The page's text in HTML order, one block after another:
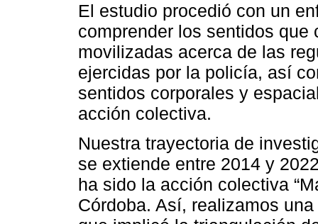
El estudio procedió con un
comprender los sentidos
movilizadas acerca de las
ejercidas por la policía, así
sentidos corporales y
acción colectiva.
Nuestra trayectoria de
se extiende entre 2014 y
ha sido la acción colectiva
Córdoba. Así, realizamos